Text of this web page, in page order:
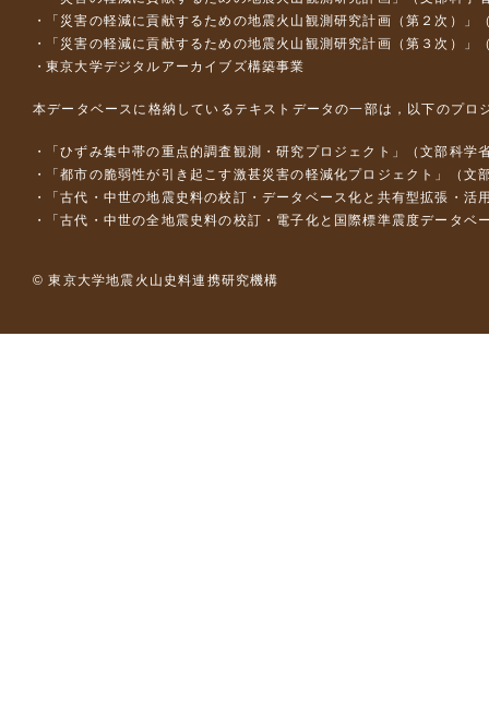
「災害の軽減に貢献するための地震火山観測研究計画（第２次）」
「災害の軽減に貢献するための地震火山観測研究計画（第３次）」
東京大学デジタルアーカイブズ構築事業
本データベースに格納しているテキストデータの一部は，以下のプロ
「ひずみ集中帯の重点的調査観測・研究プロジェクト」（文部科
「都市の脆弱性が引き起こす激甚災害の軽減化プロジェクト」（
「古代・中世の地震史料の校訂・データベース化と共有型拡張・
「古代・中世の全地震史料の校訂・電子化と国際標準震度データ
© 東京大学地震火山史料連携研究機構